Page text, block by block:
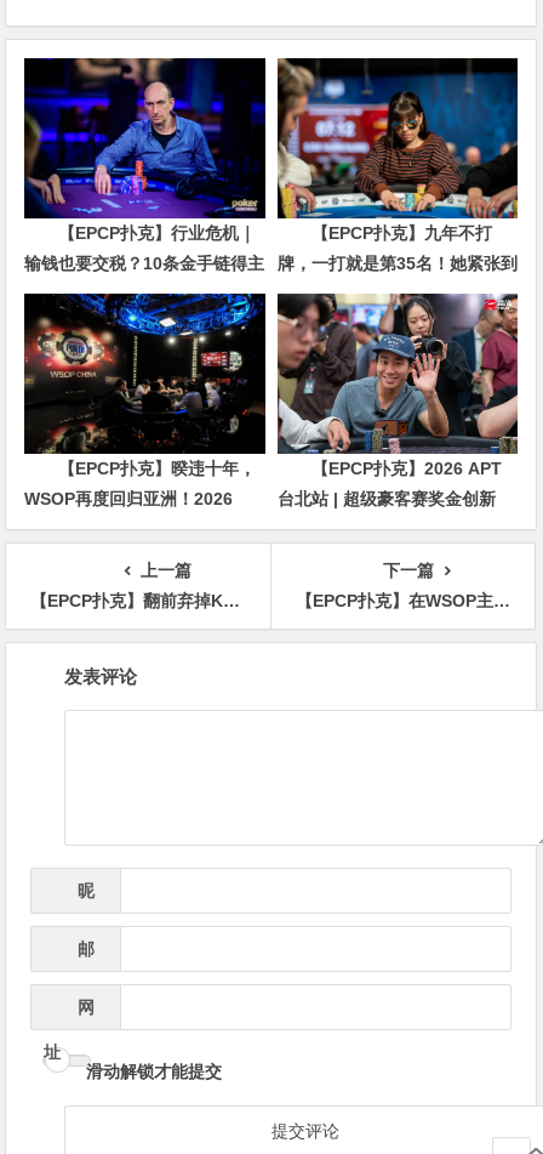
【EPCP扑克】行业危机｜
输钱也要交税？10条金手链得主
直言“扛不住”，主动砍掉四分之
三比赛
【EPCP扑克】九年不打
牌，一打就是第35名！她紧张到
脚悬空，但全世界以为她很淡定
【EPCP扑克】暌违十年，
WSOP再度回归亚洲！2026
APL济州站6月19-28日盛大登
【EPCP扑克】2026 APT
台北站 | 超级豪客赛奖金创新
高，美国选手Ethan
“Rampage” Yau领跑全场！
上一篇
【EPCP扑克】翻前弃掉KK！看到对手的底牌后，所有人惊了
下一篇
【EPCP扑克】在WSOP主赛决赛桌被发牌员坑了！这笔账该找谁算？
发表评论
昵
邮
网
址
滑动解锁才能提交